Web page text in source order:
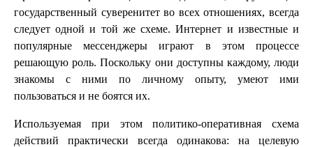
государственный суверенитет во всех отношениях, всегда
следует одной и той же схеме. Интернет и известные и
популярные мессенджеры играют в этом процессе
решающую роль. Поскольку они доступны каждому, люди
знакомы с ними по личному опыту, умеют ими
пользоваться и не боятся их.
Используемая при этом политико-оперативная схема
действий практически всегда одинакова: на целевую